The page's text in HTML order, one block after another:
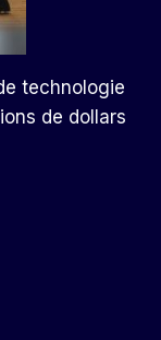
technologie
de dollars